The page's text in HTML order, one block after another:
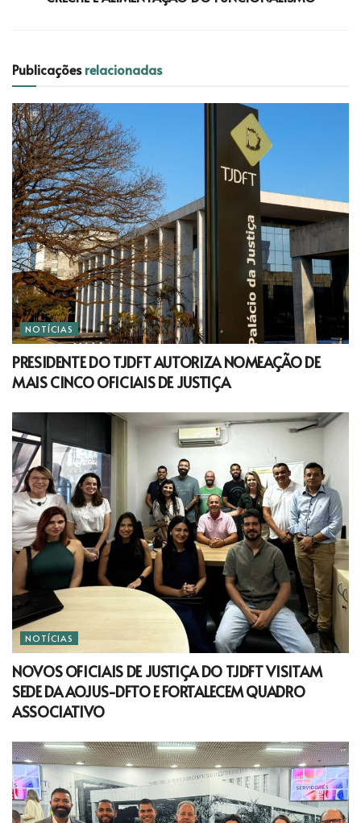
Publicaçõesrelacionadas
NOTÍCIAS
PRESIDENTE DO TJDFT AUTORIZA NOMEAÇÃO DE
MAIS CINCO OFICIAIS DE JUSTIÇA
NOTÍCIAS
NOVOS OFICIAIS DE JUSTIÇA DO TJDFT VISITAM
SEDE DA AOJUS-DFTO E FORTALECEM QUADRO
ASSOCIATIVO